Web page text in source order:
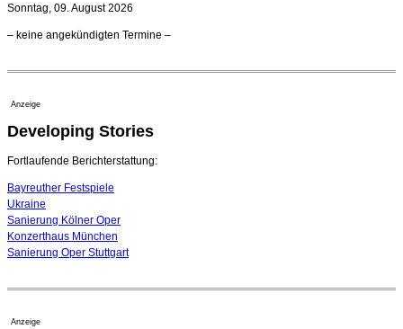
Ensemblemitglieder
Dirigent Nicolás Pasquet mit Würth-Preis der
Jeunesses Musicales ausgezeichnet
07. August 2026 - 13:20 Uhr
Sonntag, 09. August 2026
– keine angekündigten Termine –
Anzeige
Developing Stories
Fortlaufende Berichterstattung:
Bayreuther Festspiele
Ukraine
Sanierung Kölner Oper
Konzerthaus München
Sanierung Oper Stuttgart
Anzeige